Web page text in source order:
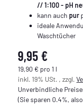
// 1:100 - pH
kann auch pur
ideale
Waschtücher
9,95 €
19,90 € pro 1 l
inkl. 19% USt. , zzgl.
Unverbindliche
(Sie sparen 0.4%, also